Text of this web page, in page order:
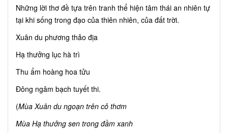
Những lời thơ đề tựa trên tranh thể hiện tâm thái an nhiên tự
tại khi sống trong đạo của thiên nhiên, của đất trời.
Xuân du phương thảo địa
Hạ thưởng lục hà trì
Thu ẩm hoàng hoa tửu
Đông ngâm bạch tuyết thi.
(Mùa Xuân du ngoạn trên cỏ thơm
Mùa Hạ thưởng sen trong đầm xanh